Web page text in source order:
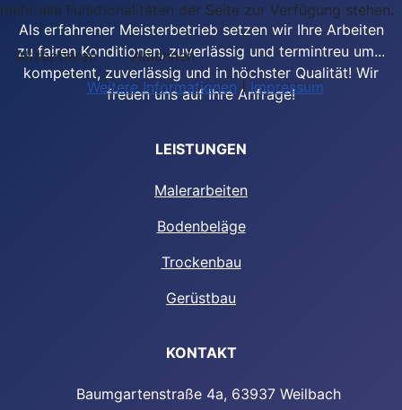
Als erfahrener Meisterbetrieb setzen wir Ihre Arbeiten
zu fairen Konditionen, zuverlässig und termintreu um...
kompetent, zuverlässig und in höchster Qualität! Wir
freuen uns auf Ihre Anfrage!
LEISTUNGEN
Malerarbeiten
Bodenbeläge
Trockenbau
Gerüstbau
KONTAKT
Baumgartenstraße 4a, 63937 Weilbach
mehr alle Funktionalitäten der Seite zur Verfügung stehen.
Akzeptieren
Ablehnen
Weitere Informationen | Impressum